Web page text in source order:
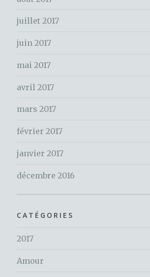
:
juillet 2017
juin 2017
mai 2017
avril 2017
mars 2017
février 2017
janvier 2017
décembre 2016
CATÉGORIES
2017
Amour